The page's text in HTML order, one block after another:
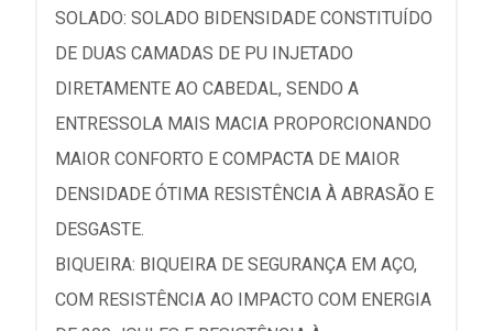
SOLADO: SOLADO BIDENSIDADE CONSTITUÍDO
DE DUAS CAMADAS DE PU INJETADO
DIRETAMENTE AO CABEDAL, SENDO A
ENTRESSOLA MAIS MACIA PROPORCIONANDO
MAIOR CONFORTO E COMPACTA DE MAIOR
DENSIDADE ÓTIMA RESISTÊNCIA À ABRASÃO E
DESGASTE.
BIQUEIRA: BIQUEIRA DE SEGURANÇA EM AÇO,
COM RESISTÊNCIA AO IMPACTO COM ENERGIA